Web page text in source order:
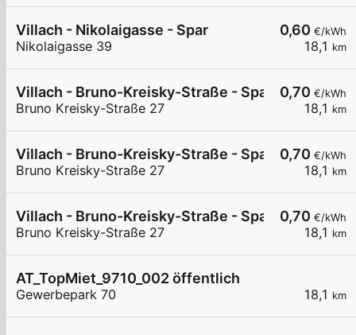
0,60 €/kWh
18,1 km
Villach - Nikolaigasse - Spar
Nikolaigasse 39
0,70 €/kWh
18,1 km
Villach - Bruno-Kreisky-Straße - Spar
Bruno Kreisky-Straße 27
0,70 €/kWh
18,1 km
Villach - Bruno-Kreisky-Straße - Spar
Bruno Kreisky-Straße 27
0,70 €/kWh
18,1 km
Villach - Bruno-Kreisky-Straße - Spar
Bruno Kreisky-Straße 27
18,1 km
AT_TopMiet_9710_002 öffentlich
Gewerbepark 70